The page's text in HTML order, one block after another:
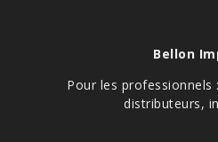
Bellon
Pour les professionnels
distributeurs,